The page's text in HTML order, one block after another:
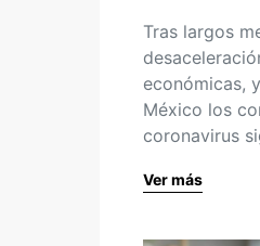
Tras largos
económicas,
México los
coronavirus
Ver más